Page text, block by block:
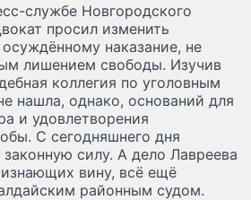
службе Новгородского
просил изменить
наказание, не
лишением свободы. Изучив
коллегия по уголовным
нашла, однако, оснований для
и удовлетворения
С сегодняшнего дня
силу. А дело Лавреева
вину, всё ещё
районным судом.